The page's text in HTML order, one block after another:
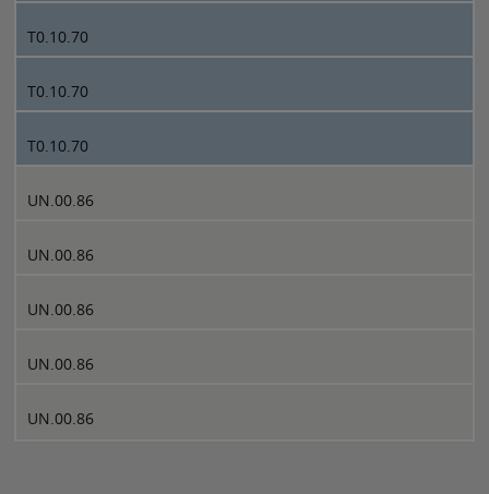
T0.10.70
T0.10.70
T0.10.70
UN.00.86
UN.00.86
UN.00.86
UN.00.86
UN.00.86